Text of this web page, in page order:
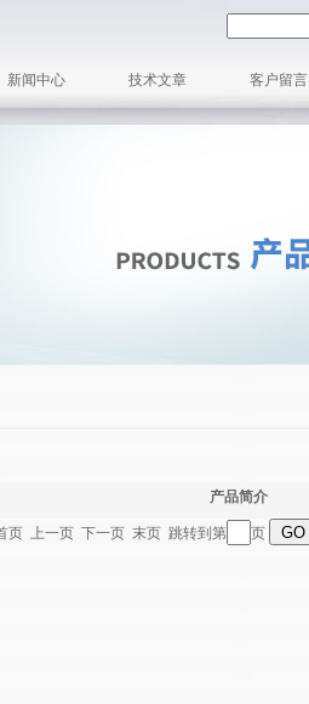
新闻中心 技术文章 客户留言
产品简介
页 上一页 下一页 末页 跳转到第 页